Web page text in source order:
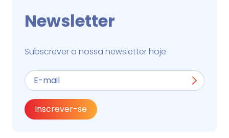
Newsletter
Subscrever a nossa newsletter hoje
Inscrever-se